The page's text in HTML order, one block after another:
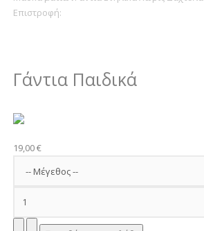
Επιστροφή:
Γάντια Παιδικά
19,00 €